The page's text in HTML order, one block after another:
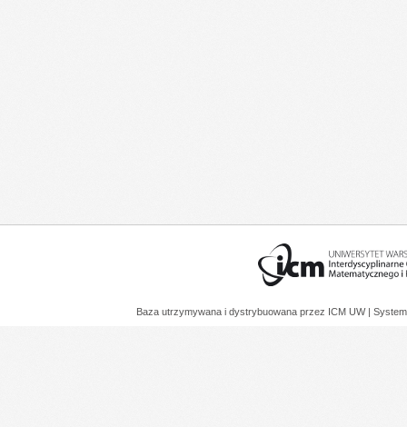
Baza utrzymywana i dystrybuowana przez ICM UW |